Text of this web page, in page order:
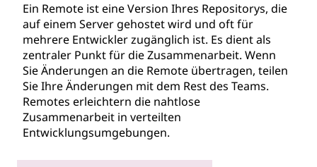
Ein Remote ist eine Version Ihres Repositorys, die
auf einem Server gehostet wird und oft für
mehrere Entwickler zugänglich ist. Es dient als
zentraler Punkt für die Zusammenarbeit. Wenn
Sie Änderungen an die Remote übertragen, teilen
Sie Ihre Änderungen mit dem Rest des Teams.
Remotes erleichtern die nahtlose
Zusammenarbeit in verteilten
Entwicklungsumgebungen.